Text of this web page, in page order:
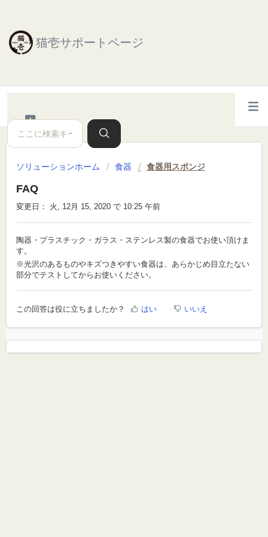
猫壱サポートページ
ソリューションホーム 食器 食器用スポンジ
FAQ
変更日： 火, 12月 15, 2020 で 10:25 午前
陶器・プラスチック・ガラス・ステンレス製の食器でお使い頂けま
す。
※光沢のあるものやキズつきやすい食器は、あらかじめ目立たない
部分でテストしてからお使いください。
この回答は役に立ちましたか？ はい いいえ